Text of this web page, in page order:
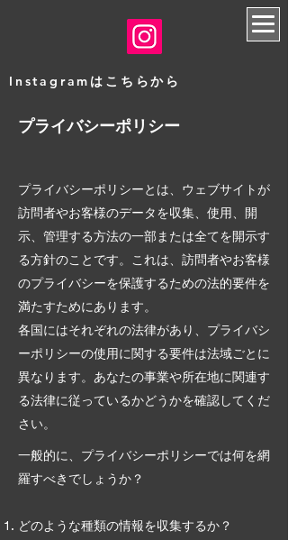
​Instagramはこちらから
プライバシーポリシー
プライバシーポリシーとは、ウェブサイトが
訪問者やお客様のデータを収集、使用、開
示、管理する方法の一部または全てを開示す
る方針のことです。これは、訪問者やお客様
のプライバシーを保護するための法的要件を
満たすためにあります。
各国にはそれぞれの法律があり、プライバシ
ーポリシーの使用に関する要件は法域ごとに
異なります。あなたの事業や所在地に関連す
る法律に従っているかどうかを確認してくだ
さい。
一般的に、プライバシーポリシーでは何を網
羅すべきでしょうか？
どのような種類の情報を収集するか？